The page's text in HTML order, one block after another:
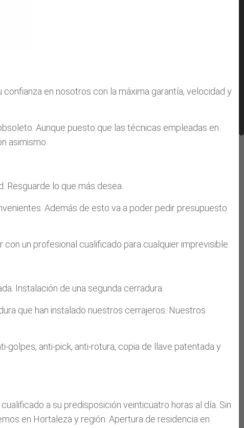
en nosotros con la máxima garantía, velocidad y
Aunque puesto que las técnicas empleadas en
asimismo.
Resguarde lo que más desea.
Además de esto va a poder pedir presupuesto
un profesional cualificado para cualquier imprevisible.
Instalación de una segunda cerradura.
que han instalado nuestros cerrajeros. Nuestros
anti-pick, anti-rotura, copia de llave patentada y
a su predisposición veinticuatro horas al día. Sin
en Hortaleza y región. Apertura de residencia en